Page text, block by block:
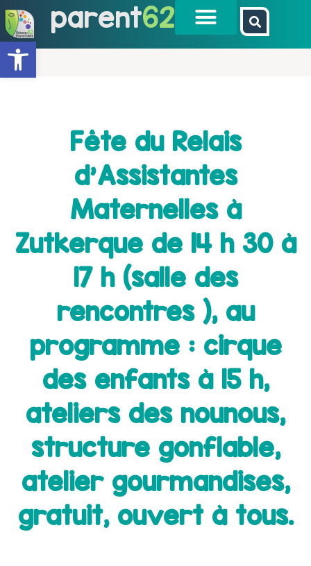
Ouvrir la barre d’outils
parent62
Fête du Relais
d’Assistantes
Maternelles à
Zutkerque de 14 h 30 à
17 h (salle des
rencontres ), au
programme : cirque
des enfants à 15 h,
ateliers des nounous,
structure gonflable,
atelier gourmandises,
gratuit, ouvert à tous.